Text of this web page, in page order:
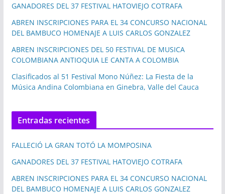
GANADORES DEL 37 FESTIVAL HATOVIEJO COTRAFA
ABREN INSCRIPCIONES PARA EL 34 CONCURSO NACIONAL
DEL BAMBUCO HOMENAJE A LUIS CARLOS GONZALEZ
ABREN INSCRIPCIONES DEL 50 FESTIVAL DE MUSICA
COLOMBIANA ANTIOQUIA LE CANTA A COLOMBIA
Clasificados al 51 Festival Mono Núñez: La Fiesta de la
Música Andina Colombiana en Ginebra, Valle del Cauca
Entradas recientes
FALLECIÓ LA GRAN TOTÓ LA MOMPOSINA
GANADORES DEL 37 FESTIVAL HATOVIEJO COTRAFA
ABREN INSCRIPCIONES PARA EL 34 CONCURSO NACIONAL
DEL BAMBUCO HOMENAJE A LUIS CARLOS GONZALEZ